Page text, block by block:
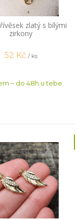
zlatý s bílými
zirkony
52 Kč / ks
– do 48h u tebe